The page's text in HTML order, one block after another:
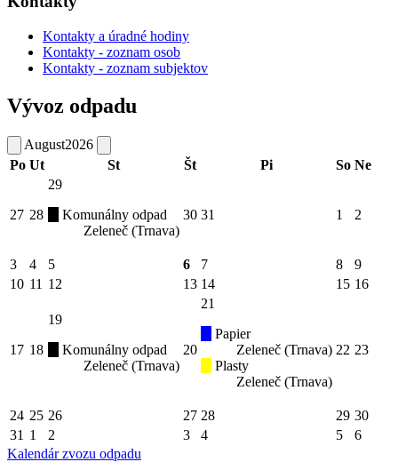
Kontakty a úradné hodiny
Kontakty - zoznam osob
Kontakty - zoznam subjektov
Vývoz odpadu
August2026
Po Ut St Št Pi So Ne
27 28
29
Komunálny odpad
Zeleneč (Trnava)
30 31 1 2
3 4 5 6 7 8
9
10 11 12 13 14 15 16
17 18
19
Komunálny odpad
Zeleneč (Trnava)
20
21
Papier
Zeleneč (Trnava)
Plasty
Zeleneč (Trnava)
22 23
24 25 26 27 28 29 30
31 1 2 3 4 5
6
Kalendár zvozu odpadu